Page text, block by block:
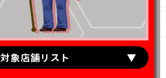
対象店舗リスト